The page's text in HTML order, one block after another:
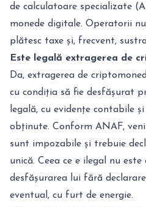
de calculatoare specializate
monede digitale. Operatorii
plătesc taxe și, frecvent,
Este legală extragerea de
Da, extragerea de
cu condiția să fie desfășurat
legală, cu evidențe contabile
obținute. Conform ANAF,
sunt impozabile și trebuie
unică. Ceea ce e ilegal nu
desfășurarea lui fără
eventual, cu furt de energie.